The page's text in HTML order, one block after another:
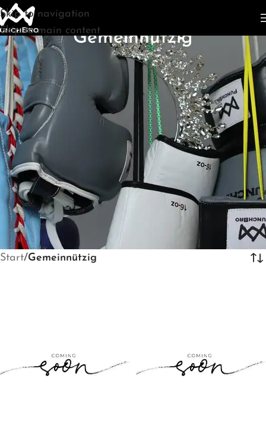
Skip to navigation
Skip to main content
Start
Gemeinnützig
Start/Gemeinnützig